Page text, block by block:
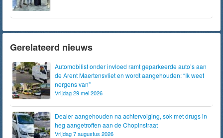
Gerelateerd nieuws
Automobilist onder invloed ramt geparkeerde auto’s aan
de Arent Maertensvliet en wordt aangehouden: “Ik weet
nergens van”
Vrijdag 29 mei 2026
Dealer aangehouden na achtervolging, sok met drugs in
heg aangetroffen aan de Chopinstraat
Vrijdag 7 augustus 2026